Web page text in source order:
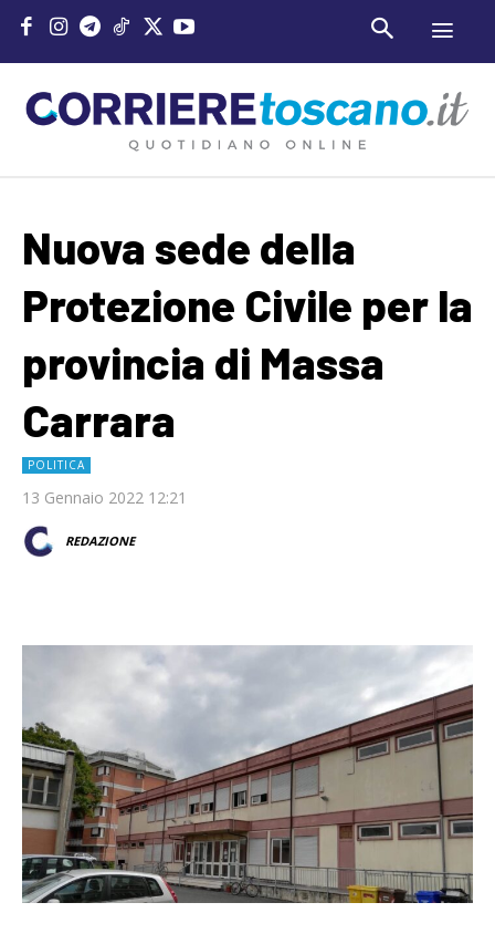
Nuova sede della
Protezione Civile per la
provincia di Massa
Carrara
POLITICA
13 Gennaio 2022 12:21
REDAZIONE